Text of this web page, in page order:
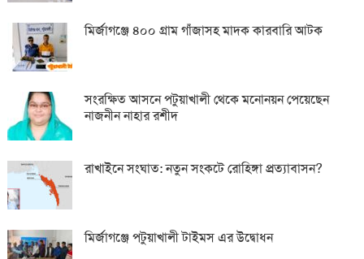
মির্জাগঞ্জে ৪০০ গ্রাম গাঁজাসহ মাদক কারবারি আটক
সংরক্ষিত আসনে পটুয়াখালী থেকে মনোনয়ন পেয়েছেন
নাজনীন নাহার রশীদ
রাখাইনে সংঘাত: নতুন সংকটে রোহিঙ্গা প্রত্যাবাসন?
মির্জাগঞ্জে পটুয়াখালী টাইমস এর উদ্বোধন